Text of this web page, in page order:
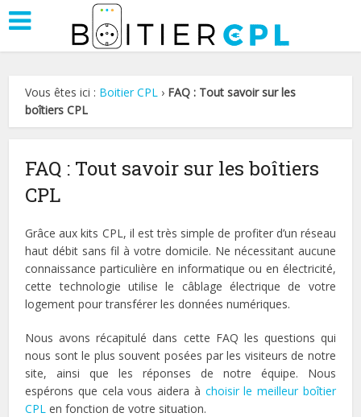
Vous êtes ici : Boitier CPL › FAQ : Tout savoir sur les
boîtiers CPL
FAQ : Tout savoir sur les boîtiers
CPL
Grâce aux kits CPL, il est très simple de profiter d’un réseau
haut débit sans fil à votre domicile. Ne nécessitant aucune
connaissance particulière en informatique ou en électricité,
cette technologie utilise le câblage électrique de votre
logement pour transférer les données numériques.
Nous avons récapitulé dans cette FAQ les questions qui
nous sont le plus souvent posées par les visiteurs de notre
site, ainsi que les réponses de notre équipe. Nous
espérons que cela vous aidera à choisir le meilleur boîtier
CPL en fonction de votre situation.